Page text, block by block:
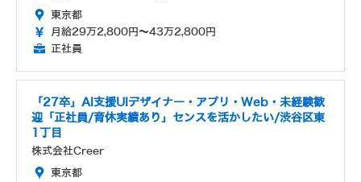
東京都
月給29万2,800円～43万2,800円
正社員
「27卒」AI支援UIデザイナー・アプリ・Web・未経験歓
迎「正社員/育休実績あり」センスを活かしたい/渋谷区東
1丁目
株式会社Creer
東京都